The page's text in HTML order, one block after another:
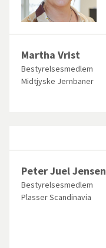
Martha Vrist
Bestyrelsesmedlem
Midtjyske Jernbaner
Peter Juel Jensen
Bestyrelsesmedlem
Plasser Scandinavia